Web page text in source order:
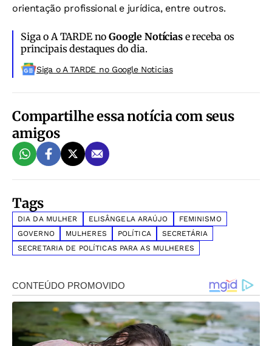
orientação profissional e jurídica, entre outros.
Siga o A TARDE noGoogle Notíciase receba os
principais destaques do dia.
Siga o A TARDE no Google Noticias
Compartilhe essa notícia com seus
amigos
Tags
DIA DA MULHER ELISÂNGELA ARAÚJO
FEMINISMO
GOVERNO
MULHERES POLÍTICA
SECRETÁRIA
SECRETARIA DE POLÍTICAS PARA AS MULHERES